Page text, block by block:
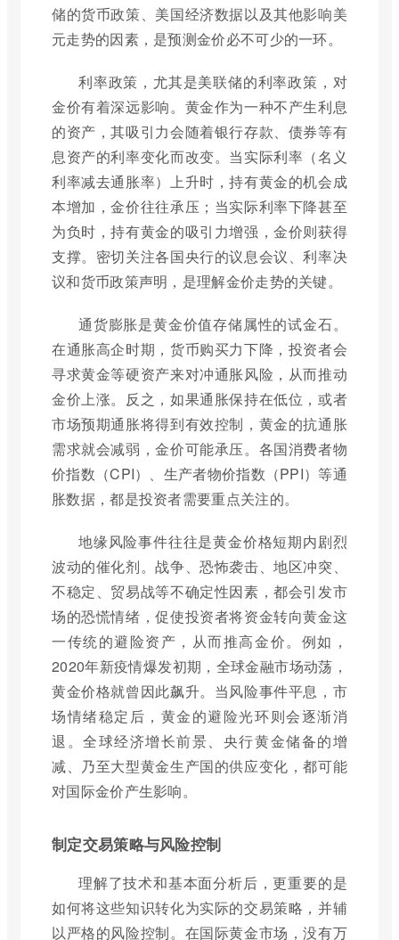
储的货币政策、美国经济数据以及其他影响美
元走势的因素，是预测金价必不可少的一环。
利率政策，尤其是美联储的利率政策，对
金价有着深远影响。黄金作为一种不产生利息
的资产，其吸引力会随着银行存款、债券等有
息资产的利率变化而改变。当实际利率（名义
利率减去通胀率）上升时，持有黄金的机会成
本增加，金价往往承压；当实际利率下降甚至
为负时，持有黄金的吸引力增强，金价则获得
支撑。密切关注各国央行的议息会议、利率决
议和货币政策声明，是理解金价走势的关键。
通货膨胀是黄金价值存储属性的试金石。
在通胀高企时期，货币购买力下降，投资者会
寻求黄金等硬资产来对冲通胀风险，从而推动
金价上涨。反之，如果通胀保持在低位，或者
市场预期通胀将得到有效控制，黄金的抗通胀
需求就会减弱，金价可能承压。各国消费者物
价指数（CPI）、生产者物价指数（PPI）等通
胀数据，都是投资者需要重点关注的。
地缘风险事件往往是黄金价格短期内剧烈
波动的催化剂。战争、恐怖袭击、地区冲突、
不稳定、贸易战等不确定性因素，都会引发市
场的恐慌情绪，促使投资者将资金转向黄金这
一传统的避险资产，从而推高金价。例如，
2020年新疫情爆发初期，全球金融市场动荡，
黄金价格就曾因此飙升。当风险事件平息，市
场情绪稳定后，黄金的避险光环则会逐渐消
退。全球经济增长前景、央行黄金储备的增
减、乃至大型黄金生产国的供应变化，都可能
对国际金价产生影响。
制定交易策略与风险控制
理解了技术和基本面分析后，更重要的是
如何将这些知识转化为实际的交易策略，并辅
以严格的风险控制。在国际黄金市场，没有万